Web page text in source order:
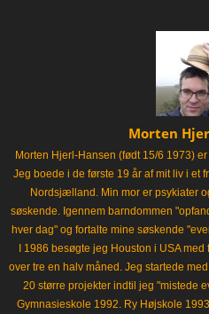
Morten
Morten Hjerl-Hansen (født 15/6 1973)
Jeg boede i de første 19 år af mit liv i et
Nordsjælland. Min mor er psykiater
søskende. Igennem barndommen
hver dag" og fortalte mine søskende
I 1986 besøgte jeg Houston i USA
over tre en halv måned. Jeg startede
20 større projekter indtil jeg "mistede
Gymnasieskole 1992. Ry Højskole